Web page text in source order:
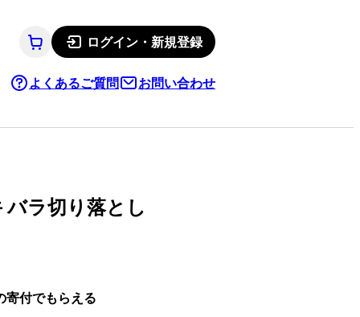
ログイン・新規登録
よくあるご質問 お問い合わせ
バラ切り落とし
寄付でもらえる